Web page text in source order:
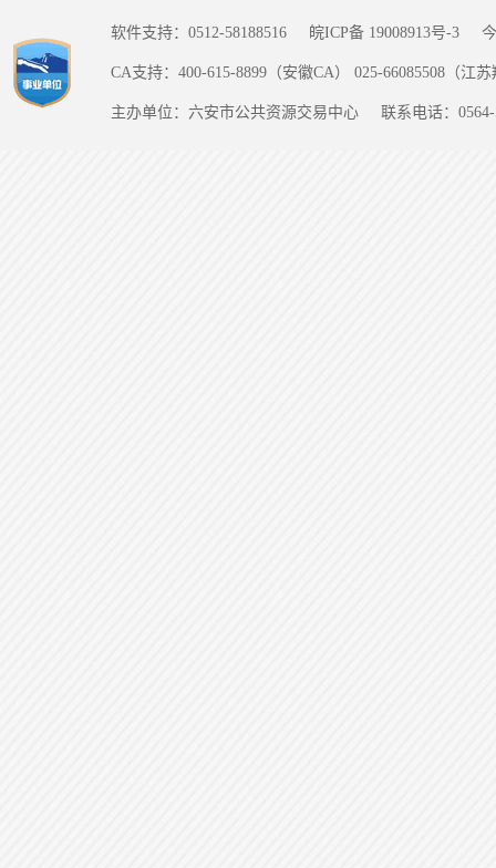
软件支持：0512-58188516 皖ICP备 19008913号-3
CA支持：400-615-8899（安徽CA） 025-66085508（江
主办单位：六安市公共资源交易中心 联系电话：0564-